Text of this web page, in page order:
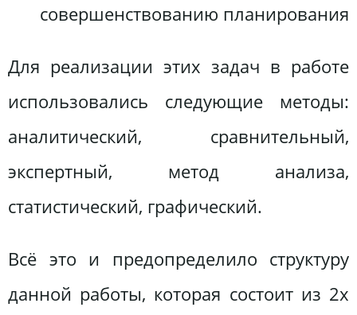
совершенствованию планирования
Для реализации этих задач в работе
использовались следующие методы:
аналитический, сравнительный,
экспертный, метод анализа,
статистический, графический.
Всё это и предопределило структуру
данной работы, которая состоит из 2х